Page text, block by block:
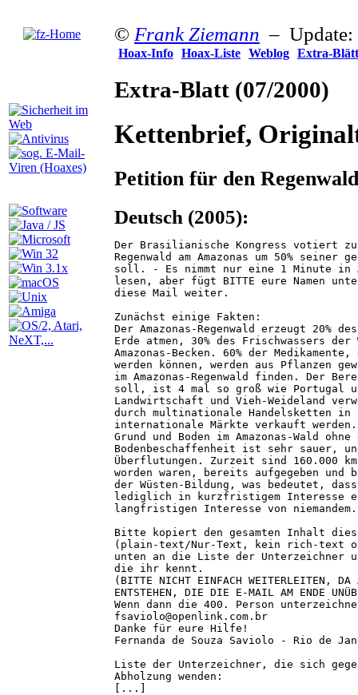
© Frank Ziemann – Update:
Hoax-Info Hoax-Liste Weblog Extra-
Extra-Blatt (07/2000)
Kettenbrief,
Petition für den
Deutsch (2005):
Der Brasilianische Kongress votiert
Regenwald am Amazonas um 50% seiner
soll. - Es nimmt nur eine 1 Minute in
lesen, aber fügt BITTE eure Namen
diese Mail weiter.
Zunächst einige Fakten:
Der Amazonas-Regenwald erzeugt 20%
Erde atmen, 30% des Frischwassers
Amazonas-Becken. 60% der
werden können, werden aus Pflanzen
im Amazonas-Regenwald finden. Der
soll, ist 4 mal so groß wie Portugal
Landwirtschaft und Vieh-Weideland
durch multinationale Handelsketten in
internationale Märkte verkauft
Grund und Boden im Amazonas-Wald
Bodenbeschaffenheit ist sehr sauer,
Überflutungen. Zurzeit sind 160.000
worden waren, bereits aufgegeben
der Wüsten-Bildung, was bedeutet,
lediglich in kurzfristigem Interesse
langfristigen Interesse von niemandem.
Bitte kopiert den gesamten Inhalt
(plain-text/Nur-Text, kein rich-text
unten an die Liste der Unterzeichner
die ihr kennt.
(BITTE NICHT EINFACH WEITERLEITEN, DA
ENTSTEHEN, DIE DIE E-MAIL AM ENDE
Wenn dann die 400. Person
fsaviolo@openlink.com.br
Danke für eure Hilfe!
Fernanda de Souza Saviolo - Rio de
Liste der Unterzeichner, die sich
Abholzung wenden:
[...]